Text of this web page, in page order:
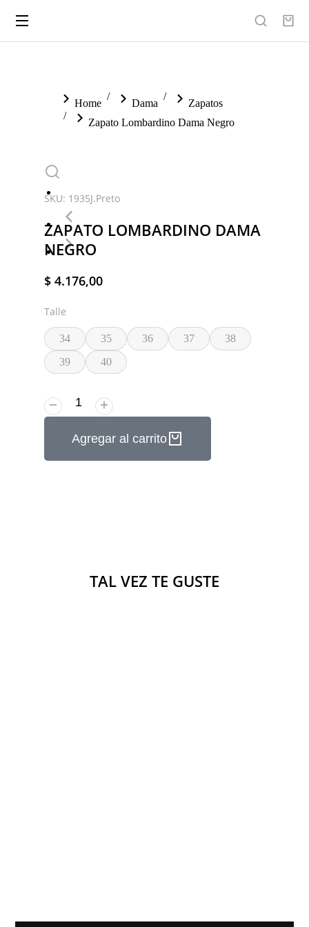
You are here:
Home Dama
Zapatos
Zapato Lombardino Dama Negro
SKU: 1935J.Preto
ZAPATO LOMBARDINO DAMA
NEGRO
$ 4.176,00
Talle
34 35 36 37
38
39
40
Agregar al carrito
TAL VEZ TE GUSTE